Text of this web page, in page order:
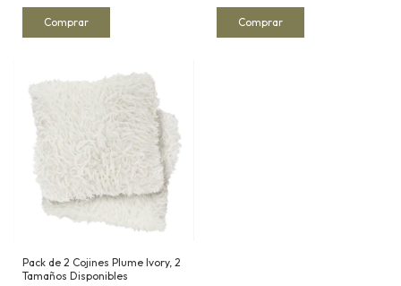
Comprar Comprar
Pack de 2 Cojines Plume Ivory, 2
Tamaños Disponibles